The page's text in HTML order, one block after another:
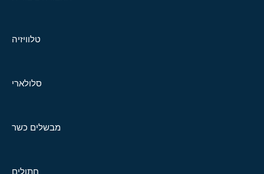
טלוויזיה
סלולארי
מבשלים כשר
חתולים